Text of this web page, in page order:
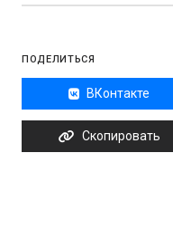
ПОДЕЛИТЬСЯ
ВКонтакте
Скопировать